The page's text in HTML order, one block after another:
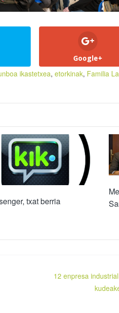
Google+
ikastetxea, etorkinak, Familia
txat berria
12 enpresa